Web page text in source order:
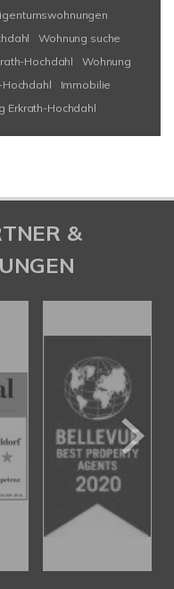
Wohnung suche
Hochdahl
Wohnung
Hochdahl
Immobilie
Erkrath-Hochdahl
&